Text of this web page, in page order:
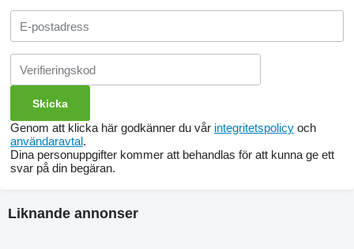
Genom att klicka här godkänner du vår integritetspolicy och
användaravtal.
Dina personuppgifter kommer att behandlas för att kunna ge ett
svar på din begäran.
Liknande annonser